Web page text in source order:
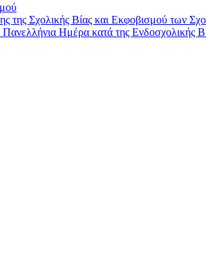
Σχολικής Βίας και Εκφοβισμού των
Ημέρα κατά της Ενδοσχολικής